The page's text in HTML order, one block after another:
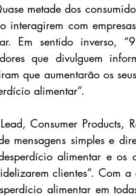
metade dos
interagirem com
Em sentido inverso,
que divulguem
que aumentarão os
alimentar”.
Consumer Products,
mensagens simples e
alimentar e os
clientes”. Com
alimentar em